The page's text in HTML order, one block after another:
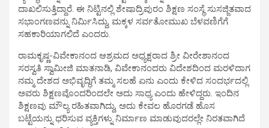
ದಾಖಲಿಸುತ್ತಿದ್ದಾರೆ. ಈ ನಿಟ್ಟಿನಲ್ಲಿ ಶೇಷಾದ್ರಿಪುರಂ ಶಿಕ್ಷಣ ಸಂಸ್ಥೆ ಸುಸಜ್ಜಿತವಾದ
ಸಭಾಂಗಣವನ್ನು ನಿರ್ಮಿಸಿದ್ದು, ಮಕ್ಕಳ ಸರ್ವತೋಮುಖ ಬೆಳವಣಿಗೆಗೆ
ಸಹಕಾರಿಯಾಗಲಿದೆ ಎಂದರು.
ರಾಮಕೃಷ್ಣ-ವಿವೇಕಾನಂದ ಆಶ್ರಮದ ಅಧ್ಯಕ್ಷರಾದ ಶ್ರೀ ವೀರೇಶಾನಂದ
ಸರಸ್ವತಿ ಸ್ವಾಮೀಜಿ ಮಾತನಾಡಿ, ವಿವೇಕಾನಂದರು ವಿದೇಶದಿಂದ ಮರಳಿದಾಗ
ನಮ್ಮ ದೇಶದ ಅಭಿವೃದ್ಧಿಗೆ ತಮ್ಮ ಸಲಹೆ ಏನು ಎಂದು ಕೇಳಿದ ಸಂದರ್ಭದಲ್ಲಿ
ಅವರು ಶಿಕ್ಷಣವೊಂದರಿಂದಲೇ ಅದು ಸಾಧ್ಯ ಎಂದು ಹೇಳಿದ್ದರು. ಇಂದಿನ
ಶಿಕ್ಷಣವು ಮೌಲ್ಯ ರಹಿತವಾಗಿದ್ದು, ಅದು ಕೇವಲ ಹೊರಗಡೆ ಹೊಸ
ಬಟ್ಟೆಯನ್ನು ಧರಿಸುವ ವ್ಯಕ್ತಿಗಳ್ನು ನಿರ್ಮಾಣ ಮಾಡುವುದರಲ್ಲೇ ನಿರತವಾಗಿದೆ